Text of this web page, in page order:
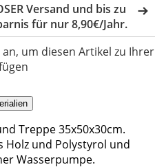
Versand und bis zu
für nur 8,90€/Jahr.
um diesen Artikel zu Ihrer
Treppe 35x50x30cm.
Holz und Polystyrol und
Wasserpumpe.